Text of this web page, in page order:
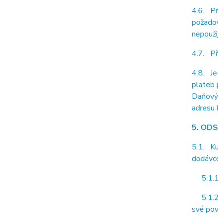
4.6.
4.7.
4.8.
plateb
adresu
5.
5.1.
své